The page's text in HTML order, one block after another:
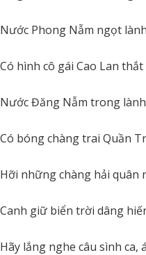
Nước Phong Nẫm ngọt
Có hình cô gái Cao Lan
Nước Đăng Nẫm trong
Có bóng chàng trai Quần
Hỡi những chàng hải quân
Canh giữ biển trời dâng
Hãy lắng nghe câu sình ca,